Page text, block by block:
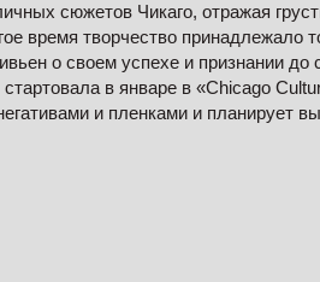
сюжетов Чикаго, отражая
время творчество принадлежало
о своем успехе и признании до
в январе в «Chicago
и пленками и планирует